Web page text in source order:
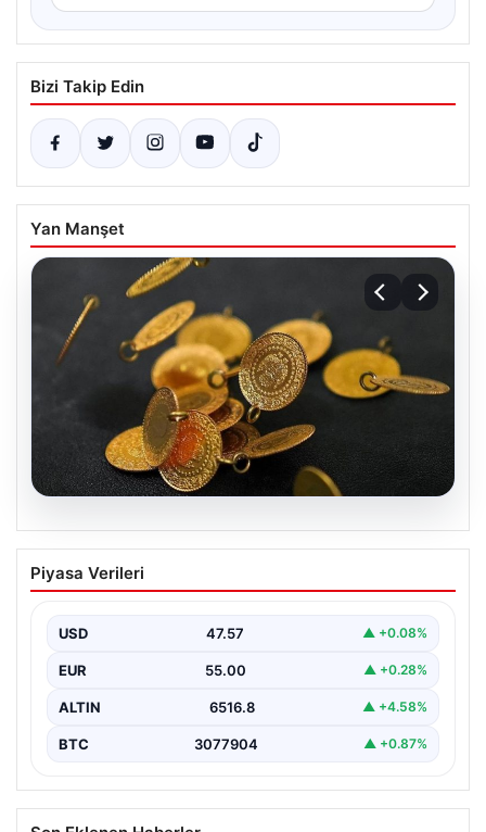
Bizi Takip Edin
Yan Manşet
Altın Fiyatlarında Son Durum: 13 Nisan
2026 Güncel Veriler ve Analizler
gelişmeler yatırımcıların gündeminde önemli yer
tutuyor. ABD…
Piyasa Verileri
USD 47.57 ▲ +0.08%
EUR 55.00 ▲ +0.28%
ALTIN 6516.8 ▲ +4.58%
BTC 3077904 ▲ +0.87%